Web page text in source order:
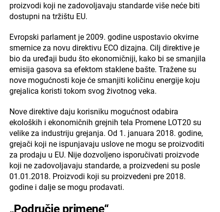
proizvodi koji ne zadovoljavaju standarde više neće biti
dostupni na tržištu EU.
Evropski parlament je 2009. godine uspostavio okvirne
smernice za novu direktivu ECO dizajna. Cilj direktive je
bio da uređaji budu što ekonomičniji, kako bi se smanjila
emisija gasova sa efektom staklene bašte. Tražene su
nove mogućnosti koje će smanjiti količinu energije koju
grejalica koristi tokom svog životnog veka.
Nove direktive daju korisniku mogućnost odabira
ekoloških i ekonomičnih grejnih tela Promene LOT20 su
velike za industriju grejanja. Od 1. januara 2018. godine,
grejači koji ne ispunjavaju uslove ne mogu se proizvoditi
za prodaju u EU. Nije dozvoljeno isporučivati proizvode
koji ne zadovoljavaju standarde, a proizvedeni su posle
01.01.2018. Proizvodi koji su proizvedeni pre 2018.
godine i dalje se mogu prodavati.
„Područje primene“